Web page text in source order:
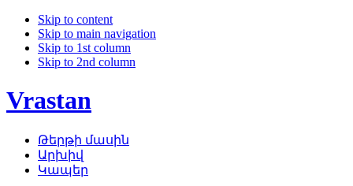
Skip to content
Skip to main navigation
Skip to 1st column
Skip to 2nd column
Vrastan
Թերթի մասին
Արխիվ
Կապեր